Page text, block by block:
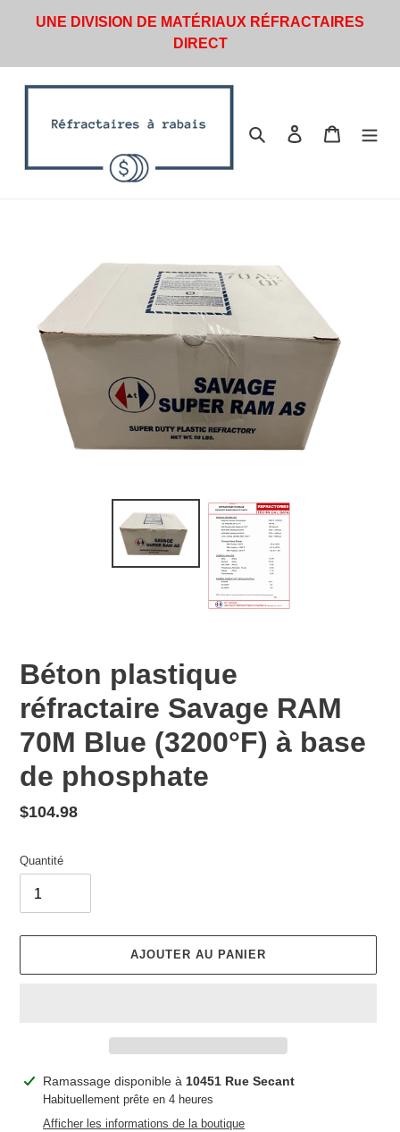
UNE DIVISION DE MATÉRIAUX RÉFRACTAIRES
DIRECT
RechercherSe connecter
Panier
Béton plastique
réfractaire Savage RAM
70M Blue (3200°F) à base
de phosphate
Prix
$104.98
Quantité
AJOUTER AU PANIER
Ajout
produit
Ramassage disponible à 10451 Rue Secant
Habituellement prête en 4 heures
Afficher les informations de la boutique